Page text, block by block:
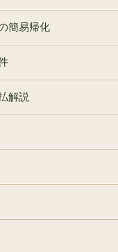
簡易帰化
解説